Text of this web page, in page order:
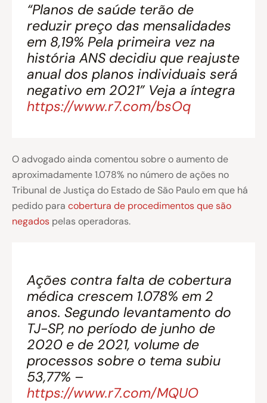
“Planos de saúde terão de
reduzir preço das mensalidades
em 8,19% Pela primeira vez na
história ANS decidiu que reajuste
anual dos planos individuais será
negativo em 2021” Veja a íntegra
https://www.r7.com/bsOq
O advogado ainda comentou sobre o aumento de
aproximadamente 1.078% no número de ações no
Tribunal de Justiça do Estado de São Paulo em que há
pedido para cobertura de procedimentos que são
negados pelas operadoras.
Ações contra falta de cobertura
médica crescem 1.078% em 2
anos. Segundo levantamento do
TJ-SP, no período de junho de
2020 e de 2021, volume de
processos sobre o tema subiu
53,77% –
https://www.r7.com/MQUO